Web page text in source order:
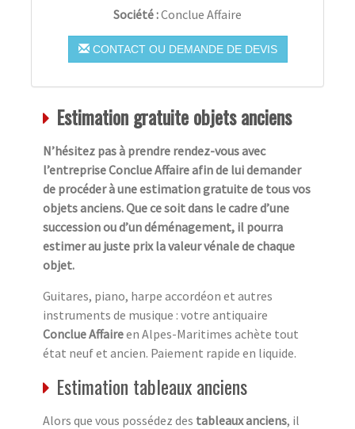
Société :Conclue Affaire
CONTACT OU DEMANDE DE DEVIS
Estimation gratuite objets anciens
N’hésitez pas à prendre rendez-vous avec
l’entreprise Conclue Affaire afin de lui demander
de procéder à une estimation gratuite de tous vos
objets anciens. Que ce soit dans le cadre d’une
succession ou d’un déménagement, il pourra
estimer au juste prix la valeur vénale de chaque
objet.
Guitares, piano, harpe accordéon et autres
instruments de musique : votre antiquaire
Conclue Affaireen Alpes-Maritimes achète tout
état neuf et ancien. Paiement rapide en liquide.
Estimation tableaux anciens
Alors que vous possédez des tableaux anciens, il